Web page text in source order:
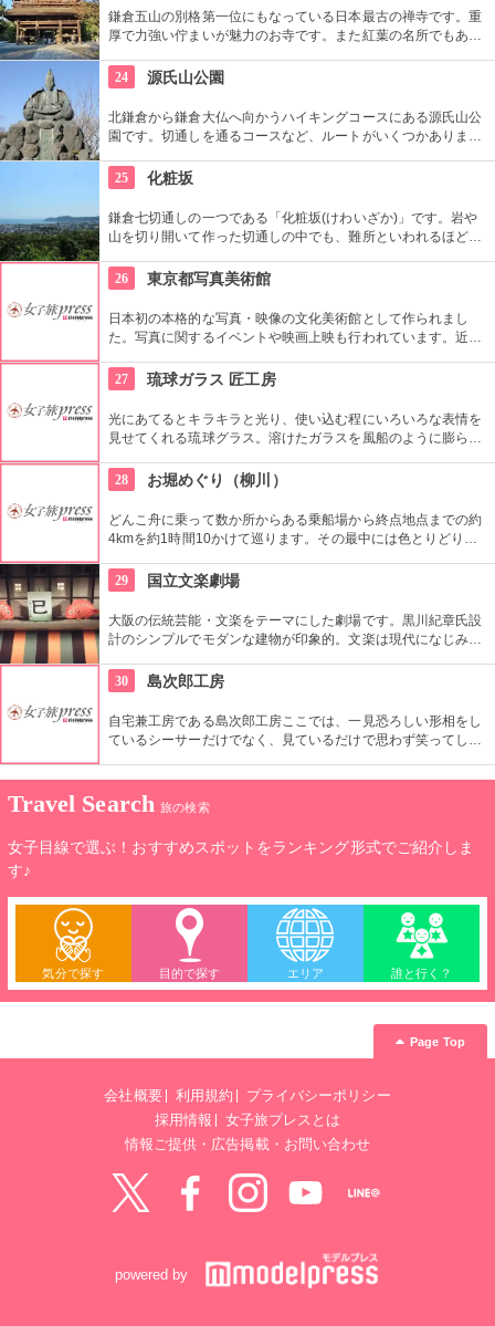
鎌倉五山の別格第一位にもなっている日本最古の禅寺です。重
厚で力強い佇まいが魅力のお寺です。また紅葉の名所でもあ
めの1つ。静かなお堂で自分の呼吸の音だけに耳を傾け、無心
の境地を目指します。
24 源氏山公園
北鎌倉から鎌倉大仏へ向かうハイキングコースにある源氏山公
園です。切通しを通るコースなど、ルートがいくつかありま
い道を登る場合も。公園中央の頼朝像がシンボルです。
25 化粧坂
鎌倉七切通しの一つである「化粧坂(けわいざか)」です。岩や
山を切り開いて作った切通しの中でも、難所といわれるほど化
で、ヒールやブーツは厳禁です！頂上の源氏山公園にシートを
ひいてお弁当を食べるのもお勧めです。
26 東京都写真美術館
日本初の本格的な写真・映像の文化美術館として作られまし
た。写真に関するイベントや映画上映も行われています。近年
ています。
27 琉球ガラス 匠工房
光にあてるとキラキラと光り、使い込む程にいろいろな表情を
見せてくれる琉球グラス。溶けたガラスを風船のように膨らま
てみませんか？作れる種類も豊富なので、体験する前から迷っ
てしまいそう。作業はスタッフがしっかりサポートしてくれる
ので安心ですよ。
28 お堀めぐり（柳川）
どんこ舟に乗って数か所からある乗船場から終点地点までの約
4kmを約1時間10かけて巡ります。その最中には色とりどりの
つまれ、ゆっくりと流れる時間を過ごすことができます。船頭
の巧みな竿さばきの中、ふと日常を忘れて遠い世界にいるよう
な気分を味あわせてくれる。
29 国立文楽劇場
大阪の伝統芸能・文楽をテーマにした劇場です。黒川紀章氏設
計のシンプルでモダンな建物が印象的。文楽は現代になじみが
をモチーフに作られたと言われたら、少し文楽との距離が縮ま
りませんか？
30 島次郎工房
自宅兼工房である島次郎工房ここでは、一見恐ろしい形相をし
ているシーサーだけでなく、見ているだけで思わず笑ってしま
れて笑ってください。
Travel Search 旅の検索
女子目線で選ぶ！おすすめスポットをランキング形式でご紹介しま
す♪
気分で探す 目的で探す エリア 誰と行く？
Page Top
会社概要 利用規約
プライバシーポリシー
採用情報
女子旅プレスとは
情報ご提供・広告掲載・お問い合わせ
powered by